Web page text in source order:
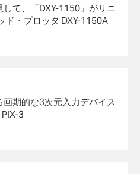
て、「DXY-1150」がリニ
ド・プロッタ DXY-1150A
期的な3次元入力デバイス
3